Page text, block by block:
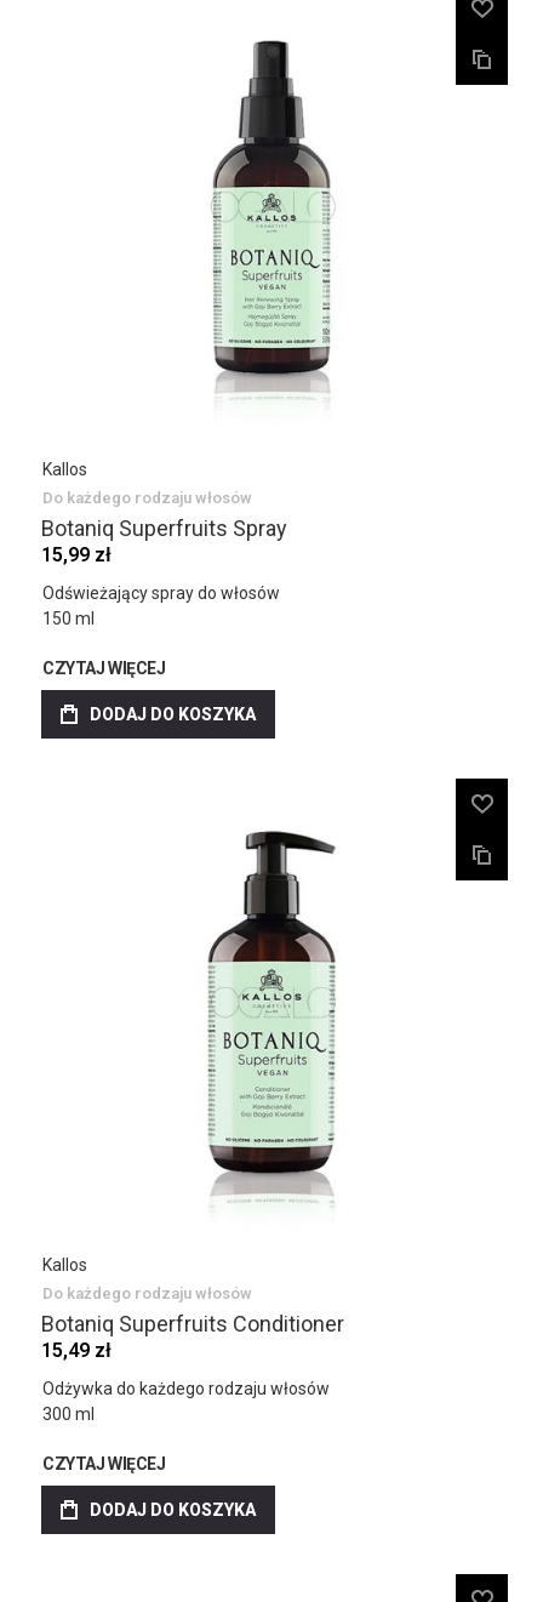
Kallos
Do każdego rodzaju włosów
Botaniq Superfruits Spray
15,99 zł
Odświeżający spray do włosów
150 ml
CZYTAJ WIĘCEJ
DODAJ DO KOSZYKA
Kallos
Do każdego rodzaju włosów
Botaniq Superfruits Conditioner
15,49 zł
Odżywka do każdego rodzaju włosów
300 ml
CZYTAJ WIĘCEJ
DODAJ DO KOSZYKA